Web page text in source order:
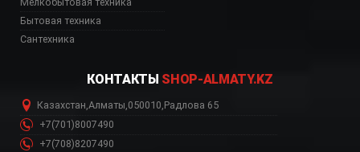
Бытовая техника
Сантехника
КОНТАКТЫ SHOP-ALMATY.KZ
Казахстан,Алматы,050010,Радлова 65
+7(701)8007490
+7(708)8207490